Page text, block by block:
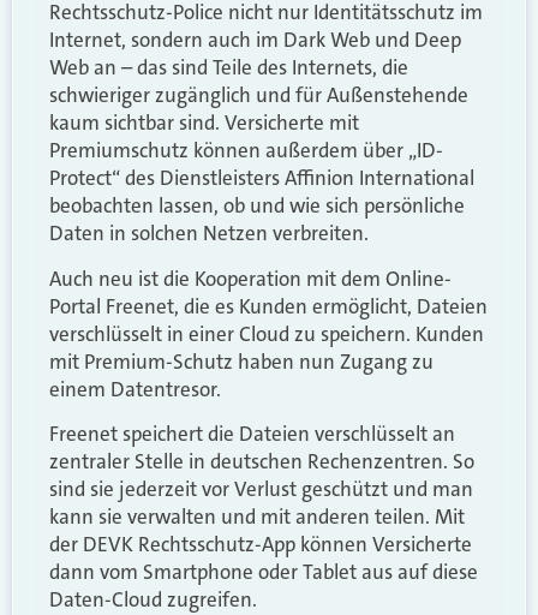
Rechtsschutz-Police nicht nur Identitätsschutz im
Internet, sondern auch im Dark Web und Deep
Web an – das sind Teile des Internets, die
schwieriger zugänglich und für Außenstehende
kaum sichtbar sind. Versicherte mit
Premiumschutz können außerdem über „ID-
Protect“ des Dienstleisters Affinion International
beobachten lassen, ob und wie sich persönliche
Daten in solchen Netzen verbreiten.
Auch neu ist die Kooperation mit dem Online-
Portal Freenet, die es Kunden ermöglicht, Dateien
verschlüsselt in einer Cloud zu speichern. Kunden
mit Premium-Schutz haben nun Zugang zu
einem Datentresor.
Freenet speichert die Dateien verschlüsselt an
zentraler Stelle in deutschen Rechenzentren. So
sind sie jederzeit vor Verlust geschützt und man
kann sie verwalten und mit anderen teilen. Mit
der DEVK Rechtsschutz-App können Versicherte
dann vom Smartphone oder Tablet aus auf diese
Daten-Cloud zugreifen.